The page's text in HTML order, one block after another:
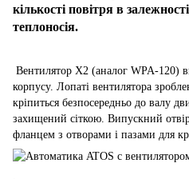
кількості повітря в
теплоносія.
Вентилятор X2 (аналог WPA-120)
корпусу. Лопаті вентилятора
кріпиться безпосередньо до валу
захищений сіткою. Випускний
фланцем з отворами і пазами для